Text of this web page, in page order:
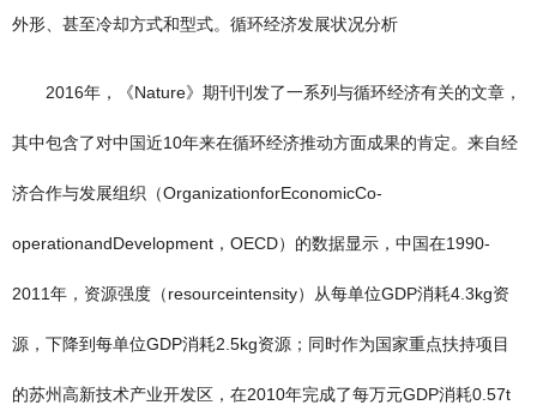
外形、甚至冷却方式和型式。循环经济发展状况分析
2016年，《Nature》期刊刊发了一系列与循环经济有关的文章，
其中包含了对中国近10年来在循环经济推动方面成果的肯定。来自经
济合作与发展组织（OrganizationforEconomicCo-
operationandDevelopment，OECD）的数据显示，中国在1990-
2011年，资源强度（resourceintensity）从每单位GDP消耗4.3kg资
源，下降到每单位GDP消耗2.5kg资源；同时作为国家重点扶持项目
的苏州高新技术产业开发区，在2010年完成了每万元GDP消耗0.57t